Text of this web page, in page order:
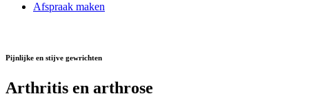
Afspraak maken
Pijnlijke en stijve gewrichten
Arthritis en arthrose